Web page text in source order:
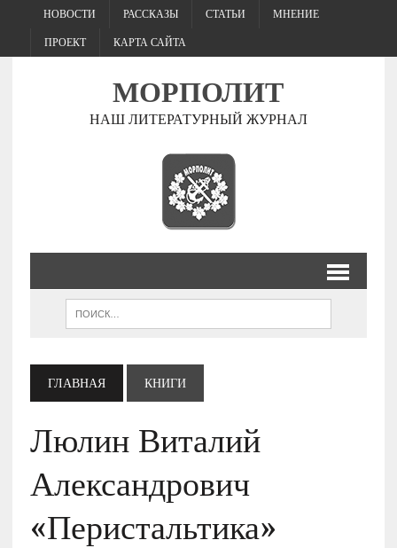
НОВОСТИ РАССКАЗЫ СТАТЬИ МНЕНИЕ
ПРОЕКТ КАРТА САЙТА
МОРПОЛИТ
НАШ ЛИТЕРАТУРНЫЙ ЖУРНАЛ
ГЛАВНАЯ КНИГИ
Люлин Виталий
Александрович
«Перистальтика»